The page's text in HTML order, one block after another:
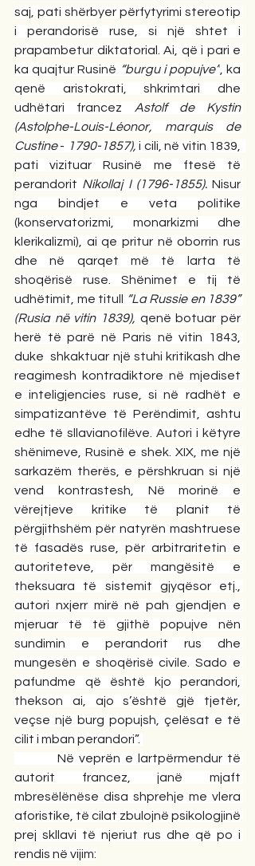
saj, pati shërbyer përfytyrimi stereotip
i perandorisë ruse, si një shtet i
prapambetur diktatorial. Ai, që i pari e
ka quajtur Rusinë “burgu i popujve”, ka
qenë aristokrati, shkrimtari dhe
udhëtari francez Astolf de Kystin
(Astolphe-Louis-Léonor, marquis de
Custine - 1790-1857), i cili, në vitin 1839,
pati vizituar Rusinë me ftesë të
perandorit Nikollaj I (1796-1855). Nisur
nga bindjet e veta politike
(konservatorizmi, monarkizmi dhe
klerikalizmi), ai qe pritur në oborrin rus
dhe në qarqet më të larta të
shoqërisë ruse. Shënimet e tij të
udhëtimit, me titull
“La Russie en 1839”
(Rusia në vitin 1839), qenë botuar për
herë të parë në Paris në vitin 1843,
duke  shkaktuar një stuhi kritikash dhe
reagimesh kontradiktore në mjediset
e inteligjencies ruse, si në radhët e
simpatizantëve të Perëndimit, ashtu
edhe të sllavianofilëve. Autori i këtyre
shënimeve, Rusinë e shek. XIX, me një
sarkazëm therës, e përshkruan si një
vend kontrastesh, Në morinë e
vërejtjeve kritike të planit të
përgjithshëm për natyrën mashtruese
të fasadës ruse, për arbitraritetin e
autoriteteve, për mangësitë e
theksuara të sistemit gjyqësor etj.,
autori nxjerr mirë në pah gjendjen e
mjeruar të të gjithë popujve nën
sundimin e perandorit rus dhe
mungesën e shoqërisë civile. Sado e
pafundme që është kjo perandori,
thekson ai, ajo s’është gjë tjetër,
veçse një burg popujsh, çelësat e të
cilit i mban perandori”.
autorit francez, janë mjaft
mbresëlënëse disa shprehje me vlera
aforistike, të cilat zbulojnë psikologjinë
prej skllavi të njeriut rus dhe që po i
rendis në vijim: